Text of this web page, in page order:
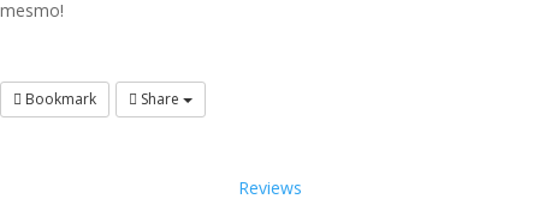
mesmo!
Bookmark Share
Reviews